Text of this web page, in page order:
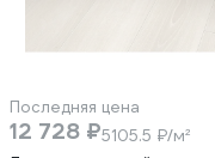
Последняя цена
12 728 ₽5105.5 ₽/м²